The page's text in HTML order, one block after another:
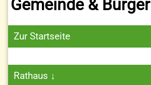
Gemeinde & Bürger
Zur Startseite
Rathaus ↓